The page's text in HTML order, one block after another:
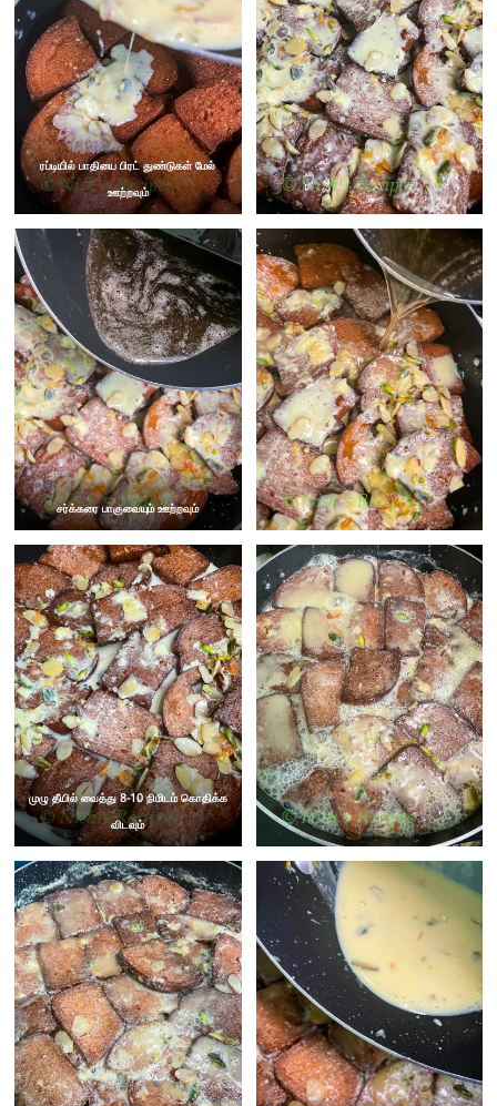
ரப்டியில் பாதியை பிரட் துண்டுகள் மேல்
ஊற்றவும்
சர்க்கரை பாகுவையும் ஊற்றவும்
முழு தீயில் வைத்து 8-10 நிமிடம் கொதிக்க
விடவும்